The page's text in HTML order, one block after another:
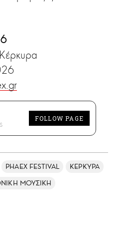
FOLLOW PAGE
PHAEX FESTIVAL
ΚΕΡΚΥΡΑ
ΜΟΥΣΙΚΗ